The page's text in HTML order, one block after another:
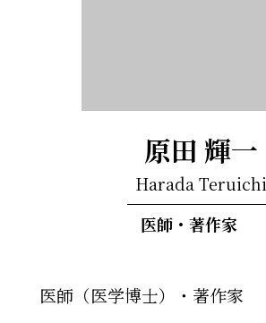
医師（医学博士）・著作家
原田 輝一
Harada Teruichi
医師・著作家